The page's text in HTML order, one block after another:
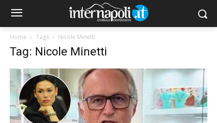
Home Tags Nicole Minetti
Tag: Nicole Minetti